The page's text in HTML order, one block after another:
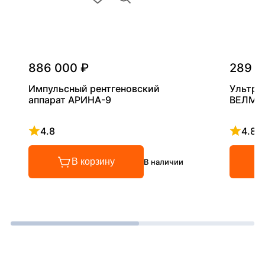
886 000 ₽
Импульсный рентгеновский
аппарат АРИНА-9
4.8
Рейтинг 4.8 из 5
В корзину В наличии
289
4.8